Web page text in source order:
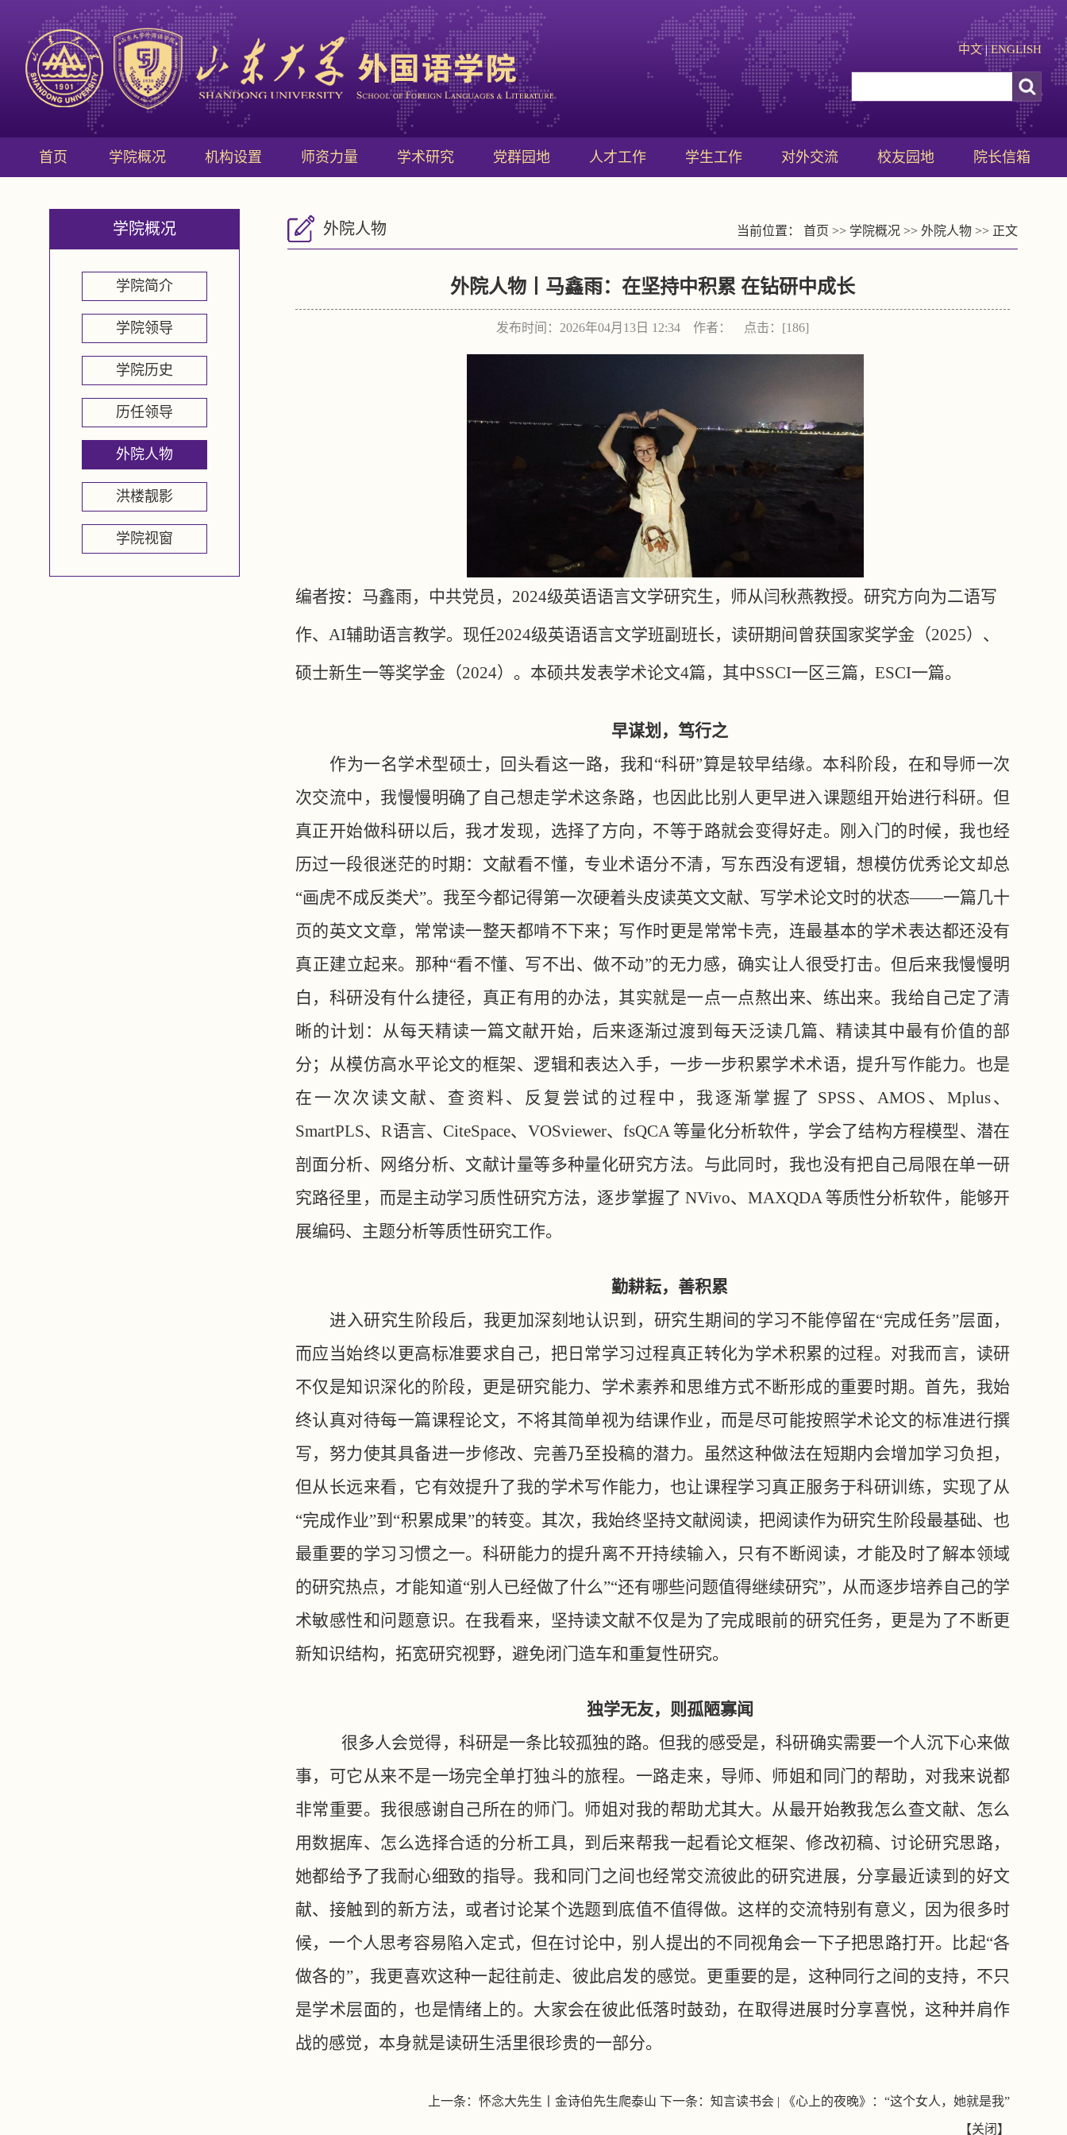
中文|ENGLISH
首页 学院概况 机构设置 师资力量 学术研究 党群园地 人才工作 学生工作 对外交流 校友园地 院长信箱
学院概况
学院简介
学院领导
学院历史
历任领导
外院人物
洪楼靓影
学院视窗
外院人物 当前位置： 首页 >> 学院概况 >> 外院人物 >> 正文
外院人物丨马鑫雨：在坚持中积累 在钻研中成长
发布时间：2026年04月13日 12:34 作者： 点击：[186]
编者按： 马鑫雨，中共党员， 2024级英语语言文学研究生，师从闫秋燕教授。研究方向为二语写
作、AI辅助语言教学。现任2024级英语语言文学班副班长，读研期间曾获国家奖学金（2025）、
硕士新生一等奖学金（2024）。本硕共发表学术论文4篇，其中SSCI一区三篇，ESCI一篇。
早谋划，笃行之
作为一名学术型硕士，回头看这一路，我和“科研”算是较早结缘。本科阶段，在和导师一次
次交流中，我慢慢明确了自己想走学术这条路，也因此比别人更早进入课题组开始进行科研。但
真正开始做科研以后，我才发现，选择了方向，不等于路就会变得好走。刚入门的时候，我也经
历过一段很迷茫的时期：文献看不懂，专业术语分不清，写东西没有逻辑，想模仿优秀论文却总
“画虎不成反类犬”。我至今都记得第一次硬着头皮读英文文献、写学术论文时的状态——一篇几十
页的英文文章，常常读一整天都啃不下来；写作时更是常常卡壳，连最基本的学术表达都还没有
真正建立起来。那种“看不懂、写不出、做不动”的无力感，确实让人很受打击。但后来我慢慢明
白，科研没有什么捷径，真正有用的办法，其实就是一点一点熬出来、练出来。我给自己定了清
晰的计划：从每天精读一篇文献开始，后来逐渐过渡到每天泛读几篇、精读其中最有价值的部
分；从模仿高水平论文的框架、逻辑和表达入手，一步一步积累学术术语，提升写作能力。也是
在一次次读文献、查资料、反复尝试的过程中，我逐渐掌握了 SPSS、AMOS、Mplus、
SmartPLS、R语言、CiteSpace、VOSviewer、fsQCA 等量化分析软件，学会了结构方程模型、潜在
剖面分析、网络分析、文献计量等多种量化研究方法。与此同时，我也没有把自己局限在单一研
究路径里，而是主动学习质性研究方法，逐步掌握了 NVivo、MAXQDA 等质性分析软件，能够开
展编码、主题分析等质性研究工作。
勤耕耘，善积累
进入研究生阶段后，我更加深刻地认识到，研究生期间的学习不能停留在“完成任务”层面，
而应当始终以更高标准要求自己，把日常学习过程真正转化为学术积累的过程。对我而言，读研
不仅是知识深化的阶段，更是研究能力、学术素养和思维方式不断形成的重要时期。首先，我始
终认真对待每一篇课程论文，不将其简单视为结课作业，而是尽可能按照学术论文的标准进行撰
写，努力使其具备进一步修改、完善乃至投稿的潜力。虽然这种做法在短期内会增加学习负担，
但从长远来看，它有效提升了我的学术写作能力，也让课程学习真正服务于科研训练，实现了从
“完成作业”到“积累成果”的转变。其次，我始终坚持文献阅读，把阅读作为研究生阶段最基础、也
最重要的学习习惯之一。科研能力的提升离不开持续输入，只有不断阅读，才能及时了解本领域
的研究热点，才能知道“别人已经做了什么”“还有哪些问题值得继续研究”，从而逐步培养自己的学
术敏感性和问题意识。在我看来，坚持读文献不仅是为了完成眼前的研究任务，更是为了不断更
新知识结构，拓宽研究视野，避免闭门造车和重复性研究。
独学无友，则孤陋寡闻
很多人会觉得，科研是一条比较孤独的路。但我的感受是，科研确实需要一个人沉下心来做
事，可它从来不是一场完全单打独斗的旅程。一路走来，导师、师姐和同门的帮助，对我来说都
非常重要。我很感谢自己所在的师门。师姐对我的帮助尤其大。从最开始教我怎么查文献、怎么
用数据库、怎么选择合适的分析工具，到后来帮我一起看论文框架、修改初稿、讨论研究思路，
她都给予了我耐心细致的指导。我和同门之间也经常交流彼此的研究进展，分享最近读到的好文
献、接触到的新方法，或者讨论某个选题到底值不值得做。这样的交流特别有意义，因为很多时
候，一个人思考容易陷入定式，但在讨论中，别人提出的不同视角会一下子把思路打开。比起“各
做各的”，我更喜欢这种一起往前走、彼此启发的感觉。更重要的是，这种同行之间的支持，不只
是学术层面的，也是情绪上的。大家会在彼此低落时鼓劲，在取得进展时分享喜悦，这种并肩作
战的感觉，本身就是读研生活里很珍贵的一部分。
上一条： 怀念大先生丨金诗伯先生爬泰山 下一条： 知言读书会 | 《心上的夜晚》：“这个女人，她就是我”
【关闭 】